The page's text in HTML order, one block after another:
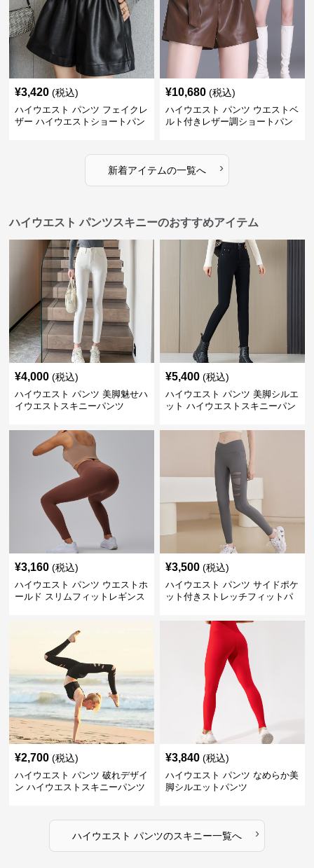
¥3,420 (税込)
ハイウエスト パンツ フェイクレ
ザー ハイウエストショートパン
¥10,680 (税込)
ハイウエスト パンツ ウエストベ
ルト付きレザー調ショートパン
新着アイテムの一覧へ ›
ハイウエスト パンツスキニーのおすすめアイテム
¥4,000 (税込)
ハイウエスト パンツ 美脚魅せハ
イウエストスキニーパンツ
¥5,400 (税込)
ハイウエスト パンツ 美脚シルエ
ット ハイウエストスキニーパン
¥3,160 (税込)
ハイウエスト パンツ ウエストホ
ールド スリムフィットレギンス
¥3,500 (税込)
ハイウエスト パンツ サイドポケ
ット付きストレッチフィットパ
¥2,700 (税込)
ハイウエスト パンツ 破れデザイ
ン ハイウエストスキニーパンツ
¥3,840 (税込)
ハイウエスト パンツ なめらか美
脚シルエットパンツ
ハイウエスト パンツのスキニー一覧へ ›